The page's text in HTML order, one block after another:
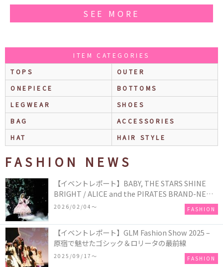
SEE MORE
ITEM CATEGORIES
TOPS
OUTER
ONEPIECE
BOTTOMS
LEGWEAR
SHOES
BAG
ACCESSORIES
HAT
HAIR STYLE
FASHION NEWS
【イベントレポート】BABY, THE STARS SHINE
BRIGHT / ALICE and the PIRATES BRAND-NEW
COLLECTION in TOKYO
2026/02/04〜 FASHION
【イベントレポート】GLM Fashion Show 2025 –
原宿で魅せたゴシック＆ロリータの最前線
2025/09/17〜 FASHION